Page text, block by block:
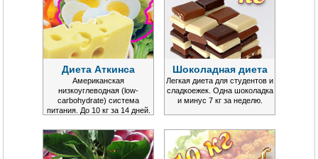
Диета Аткинса
Американская
низкоуглеводная (low-
carbohydrate) система
питания. До 10 кг за 14 дней.
Шоколадная диета
Легкая диета для студентов и
сладкоежек. Одна шоколадка
и минус 7 кг за неделю.